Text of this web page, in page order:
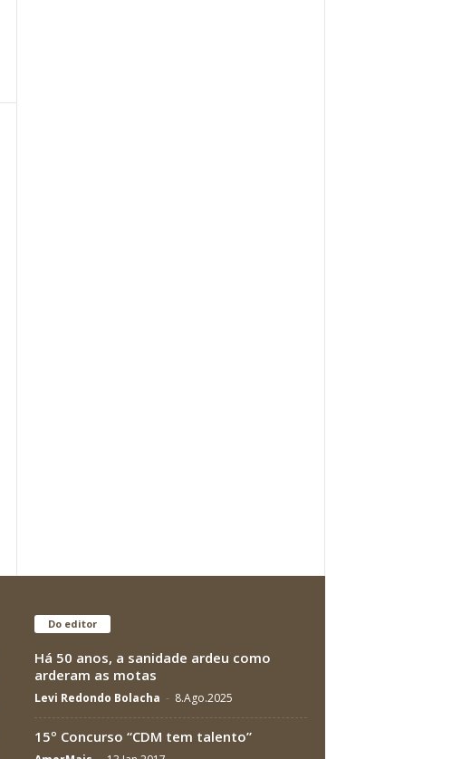
Do editor
Há 50 anos, a sanidade ardeu como
arderam as motas
Levi Redondo Bolacha - 8.Ago.2025
15º Concurso “CDM tem talento”